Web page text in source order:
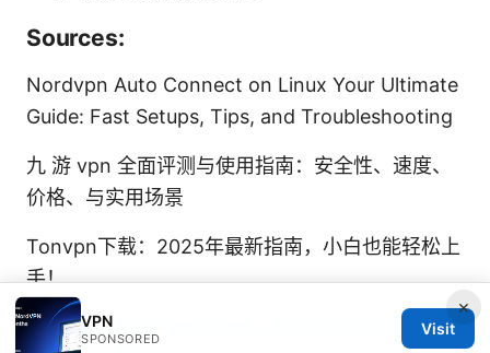
Sources:
Nordvpn Auto Connect on Linux Your Ultimate
Guide: Fast Setups, Tips, and Troubleshooting
九 游 vpn 全面评测与使用指南：安全性、速度、
价格、与实用场景
Tonvpn下载：2025年最新指南，小白也能轻松上
手！
Do vpns actually work on crunchyroll in 2025
×
VPN
SPONSORED
Visit